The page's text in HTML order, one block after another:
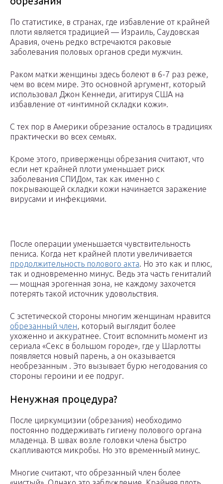
По статистике, в странах, где избавление от крайней
плоти является традицией — Израиль, Саудовская
Аравия, очень редко встречаются раковые
заболевания половых органов среди мужчин.
Раком матки женщины здесь болеют в 6-7 раз реже,
чем во всем мире. Это основной аргумент, который
использовал Джон Кеннеди, агитируя США на
избавление от «интимной складки кожи».
С тех пор в Америки обрезание осталось в традициях
практически во всех семьях.
Кроме этого, приверженцы обрезания считают, что
если нет крайней плоти уменьшает риск
заболевания СПИДом, так как именно с
покрывающей складки кожи начинается заражение
вирусами и инфекциями.
После операции уменьшается чувствительность
пениса. Когда нет крайней плоти увеличивается
продолжительность полового акта. Но это как и плюс,
так и одновременно минус. Ведь эта часть гениталий
— мощная эрогенная зона, не каждому захочется
потерять такой источник удовольствия.
С эстетической стороны многим женщинам нравится
обрезанный член, который выглядит более
ухоженно и аккуратнее. Стоит вспомнить момент из
сериала «Секс в большом городе», где у Шарлотты
появляется новый парень, а он оказывается
необрезанным . Это вызывает бурю негодования со
стороны героини и ее подруг.
Ненужная процедура?
После циркумцизии (обрезания) необходимо
постоянно поддерживать гигиену полового органа
младенца. В швах возле головки члена быстро
скапливаются микробы. Но это временный минус.
Многие считают, что обрезанный член более